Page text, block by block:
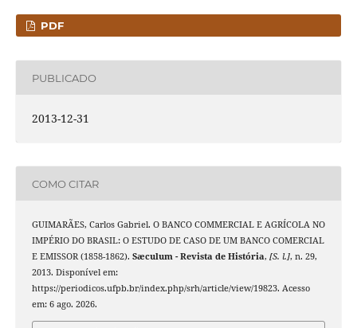
PDF
PUBLICADO
2013-12-31
COMO CITAR
GUIMARÃES, Carlos Gabriel. O BANCO COMMERCIAL E AGRÍCOLA NO
IMPÉRIO DO BRASIL: O ESTUDO DE CASO DE UM BANCO COMERCIAL
E EMISSOR (1858-1862). Sæculum - Revista de História, [S. l.], n. 29,
2013. Disponível em:
https://periodicos.ufpb.br/index.php/srh/article/view/19823. Acesso
em: 6 ago. 2026.